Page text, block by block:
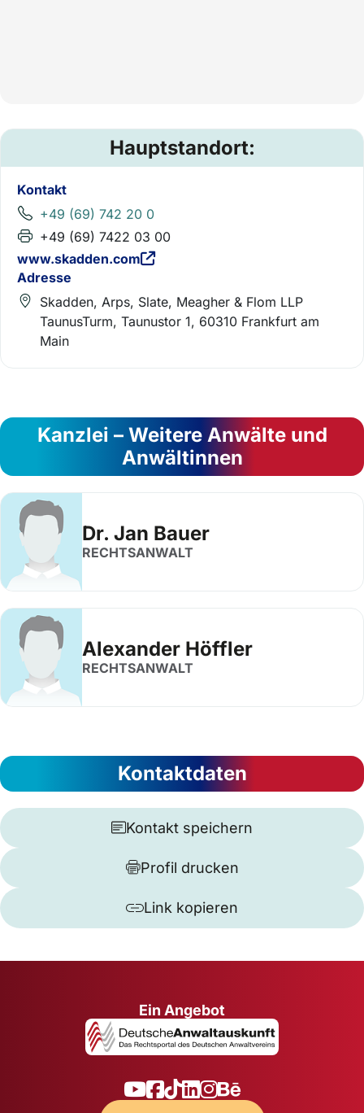
Hauptstandort:
Kontakt
+49 (69) 742 20 0
+49 (69) 7422 03 00
www.skadden.com
Adresse
Skadden, Arps, Slate, Meagher & Flom LLP
TaunusTurm, Taunustor 1, 60310 Frankfurt am
Main
Kanzlei – Weitere Anwälte und
Anwältinnen
Dr. Jan Bauer
RECHTSANWALT
Alexander Höffler
RECHTSANWALT
Kontaktdaten
Kontakt speichern
Profil drucken
Link kopieren
Ein Angebot